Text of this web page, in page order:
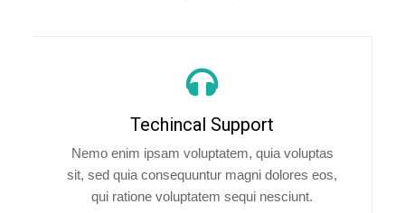
Techincal Support
Nemo enim ipsam voluptatem, quia voluptas
sit, sed quia consequuntur magni dolores eos,
qui ratione voluptatem sequi nesciunt.